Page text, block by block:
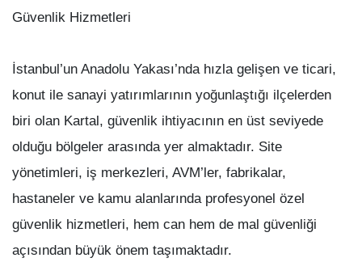
Güvenlik Hizmetleri
İstanbul’un Anadolu Yakası’nda hızla gelişen ve ticari,
konut ile sanayi yatırımlarının yoğunlaştığı ilçelerden
biri olan Kartal, güvenlik ihtiyacının en üst seviyede
olduğu bölgeler arasında yer almaktadır. Site
yönetimleri, iş merkezleri, AVM’ler, fabrikalar,
hastaneler ve kamu alanlarında profesyonel özel
güvenlik hizmetleri, hem can hem de mal güvenliği
açısından büyük önem taşımaktadır.